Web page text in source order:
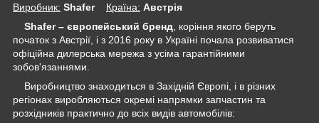
Виробник: Shafer Крaїна: Австрія
Shafer – європейський бренд , коріння якого беруть
початок з Австрії, і з 2016 року в Україні почала розвиватися
офіційна дилерська мережа з усіма гарантійними
зобов'язаннями.
Виробництво знаходиться в Західній Європі, і в різних
регіонах виробляються окремі напрямки запчастин та
розхідників практично до всіх видів автомобілів: